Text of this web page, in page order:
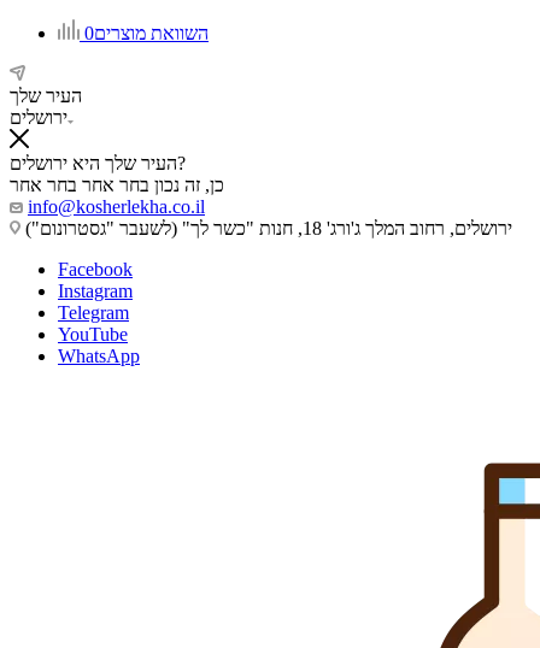
השוואת מוצרים0
העיר שלך
ירושלים
העיר שלך היא ירושלים?
כן, זה נכון בחר אחר בחר אחר
info@kosherlekha.co.il
ירושלים, רחוב המלך ג'ורג' 18, חנות "כשר לך" (לשעבר "גסטרונום")
Facebook
Instagram
Telegram
YouTube
WhatsApp